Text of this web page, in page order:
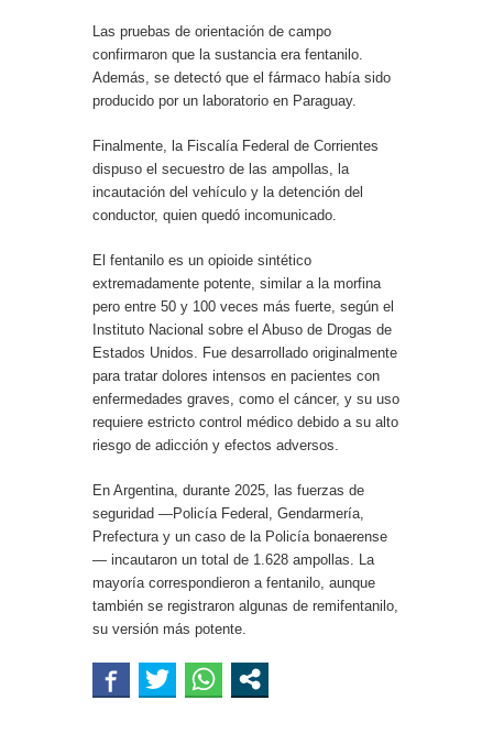
Las pruebas de orientación de campo
confirmaron que la sustancia era fentanilo.
Además, se detectó que el fármaco había sido
producido por un laboratorio en Paraguay.
Finalmente, la Fiscalía Federal de Corrientes
dispuso el secuestro de las ampollas, la
incautación del vehículo y la detención del
conductor, quien quedó incomunicado.
El fentanilo es un opioide sintético
extremadamente potente, similar a la morfina
pero entre 50 y 100 veces más fuerte, según el
Instituto Nacional sobre el Abuso de Drogas de
Estados Unidos. Fue desarrollado originalmente
para tratar dolores intensos en pacientes con
enfermedades graves, como el cáncer, y su uso
requiere estricto control médico debido a su alto
riesgo de adicción y efectos adversos.
En Argentina, durante 2025, las fuerzas de
seguridad —Policía Federal, Gendarmería,
Prefectura y un caso de la Policía bonaerense
— incautaron un total de 1.628 ampollas. La
mayoría correspondieron a fentanilo, aunque
también se registraron algunas de remifentanilo,
su versión más potente.